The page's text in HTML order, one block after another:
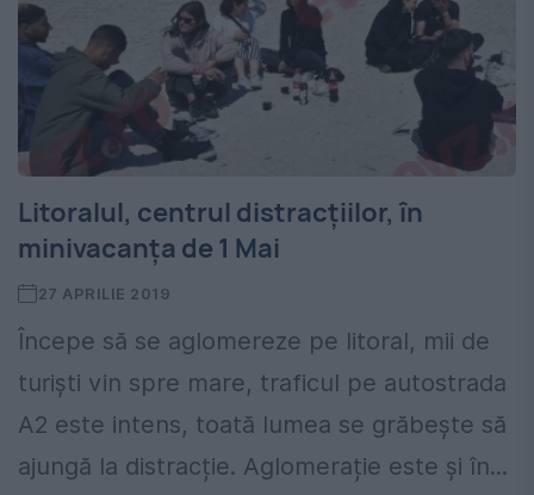
Litoralul, centrul distracțiilor, în
minivacanța de 1 Mai
27 APRILIE 2019
Începe să se aglomereze pe litoral, mii de
turiști vin spre mare, traficul pe autostrada
A2 este intens, toată lumea se grăbește să
ajungă la distracție. Aglomerație este și în...